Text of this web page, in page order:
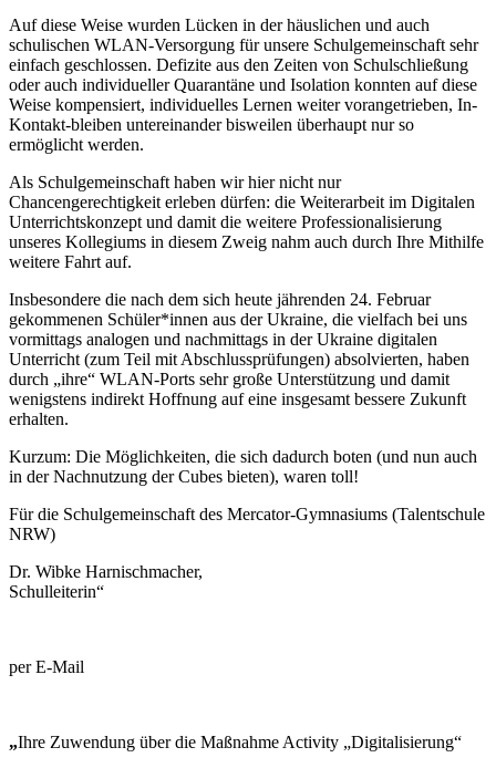
Auf diese Weise wurden Lücken in der häuslichen und auch
schulischen WLAN-Versorgung für unsere Schulgemeinschaft sehr
einfach geschlossen. Defizite aus den Zeiten von Schulschließung
oder auch individueller Quarantäne und Isolation konnten auf diese
Weise kompensiert, individuelles Lernen weiter vorangetrieben, In-
Kontakt-bleiben untereinander bisweilen überhaupt nur so
ermöglicht werden.
Als Schulgemeinschaft haben wir hier nicht nur
Chancengerechtigkeit erleben dürfen: die Weiterarbeit im Digitalen
Unterrichtskonzept und damit die weitere Professionalisierung
unseres Kollegiums in diesem Zweig nahm auch durch Ihre Mithilfe
weitere Fahrt auf.
Insbesondere die nach dem sich heute jährenden 24. Februar
gekommenen Schüler*innen aus der Ukraine, die vielfach bei uns
vormittags analogen und nachmittags in der Ukraine digitalen
Unterricht (zum Teil mit Abschlussprüfungen) absolvierten, haben
durch „ihre“ WLAN-Ports sehr große Unterstützung und damit
wenigstens indirekt Hoffnung auf eine insgesamt bessere Zukunft
erhalten.
Kurzum: Die Möglichkeiten, die sich dadurch boten (und nun auch
in der Nachnutzung der Cubes bieten), waren toll!
Für die Schulgemeinschaft des Mercator-Gymnasiums (Talentschule
NRW)
Dr. Wibke Harnischmacher,
Schulleiterin“
per E-Mail
„Ihre Zuwendung über die Maßnahme Activity „Digitalisierung“